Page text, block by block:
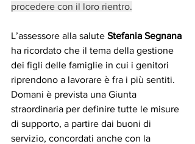
procedere con il loro rientro.
L’assessore alla salute Stefania Segnana
ha ricordato che il tema della gestione
dei figli delle famiglie in cui i genitori
riprendono a lavorare è fra i più sentiti.
Domani è prevista una Giunta
straordinaria per definire tutte le misure
di supporto, a partire dai buoni di
servizio, concordati anche con la